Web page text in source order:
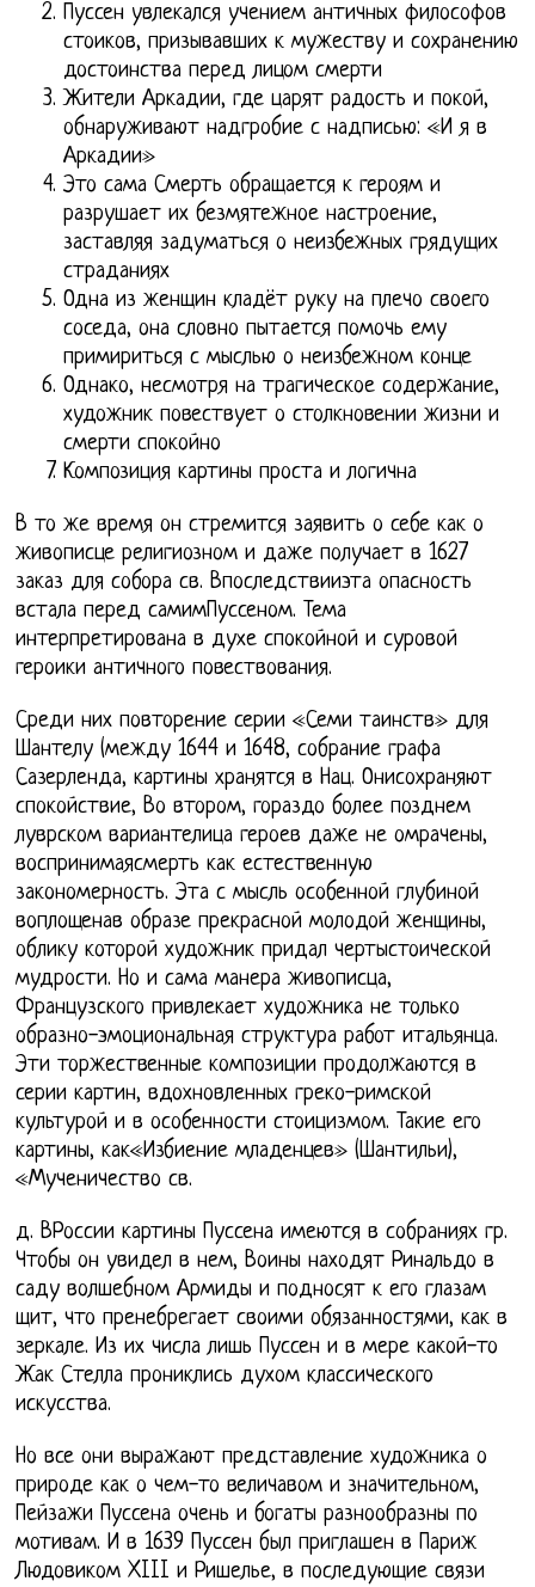
Пуссен увлекался учением античных философов
стоиков, призывавших к мужеству и сохранению
достоинства перед лицом смерти
Жители Аркадии, где царят радость и покой,
обнаруживают надгробие с надписью: «И я в
Аркадии»
Это сама Смерть обращается к героям и
разрушает их безмятежное настроение,
заставляя задуматься о неизбежных грядущих
страданиях
Одна из женщин кладёт руку на плечо своего
соседа, она словно пытается помочь ему
примириться с мыслью о неизбежном конце
Однако, несмотря на трагическое содержание,
художник повествует о столкновении жизни и
смерти спокойно
Композиция картины проста и логична
В то же время он стремится заявить о себе как о
живописце религиозном и даже получает в 1627
заказ для собора св. Впоследствииэта опасность
встала перед самимПуссеном. Тема
интерпретирована в духе спокойной и суровой
героики античного повествования.
Среди них повторение серии «Семи таинств» для
Шантелу (между 1644 и 1648, собрание графа
Сазерленда, картины хранятся в Нац. Онисохраняют
спокойствие, Во втором, гораздо более позднем
луврском вариантелица героев даже не омрачены,
воспринимаясмерть как естественную
закономерность. Эта с мысль особенной глубиной
воплощенав образе прекрасной молодой женщины,
облику которой художник придал чертыстоической
мудрости. Но и сама манера живописца,
Французского привлекает художника не только
образно-эмоциональная структура работ итальянца.
Эти торжественные композиции продолжаются в
серии картин, вдохновленных греко-римской
культурой и в особенности стоицизмом. Такие его
картины, как«Избиение младенцев» (Шантильи),
«Мученичество св.
д. ВРоссии картины Пуссена имеются в собраниях гр.
Чтобы он увидел в нем, Воины находят Ринальдо в
саду волшебном Армиды и подносят к его глазам
щит, что пренебрегает своими обязанностями, как в
зеркале. Из их числа лишь Пуссен и в мере какой-то
Жак Стелла прониклись духом классического
искусства.
Но все они выражают представление художника о
природе как о чем-то величавом и значительном,
Пейзажи Пуссена очень и богаты разнообразны по
мотивам. И в 1639 Пуссен был приглашен в Париж
Людовиком XIII и Ришелье, в последующие связи